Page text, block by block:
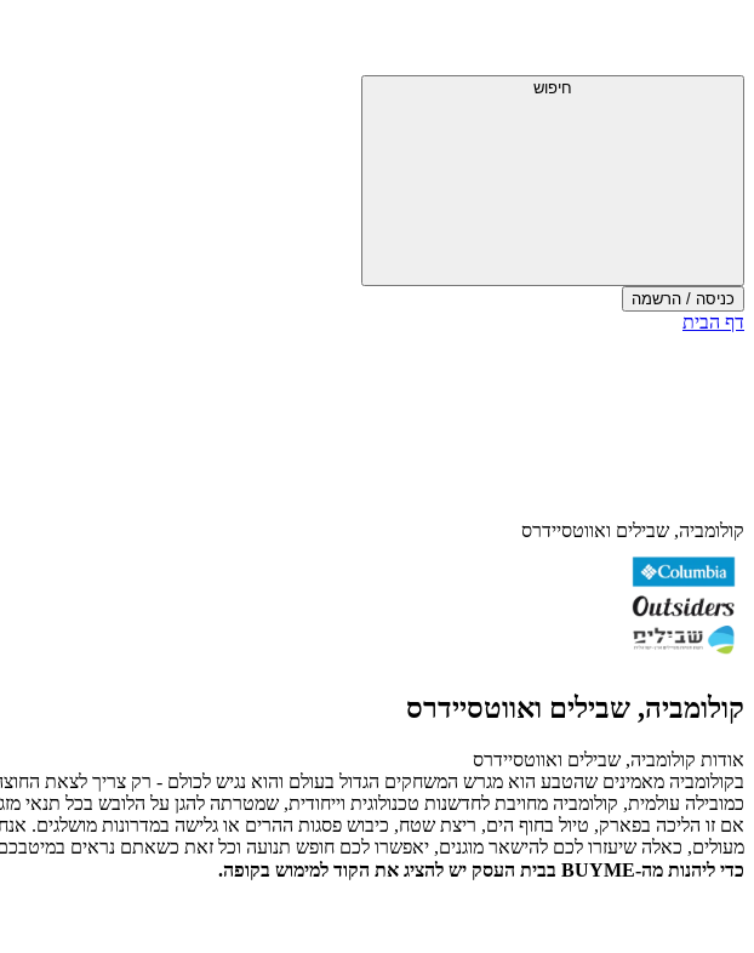
עליון
חיפוש
כניסה / הרשמה
סוף
דף הבית
קולומביה, שבילים ואווטסיידרס
קולומביה, שבילים ואווטסיידרס
אודות קולומביה, שבילים ואווטסיידרס
כמובילה עולמית, קולומביה מחויבת לחדשנות טכנולוגית וייחודית, שמטרתה להגן על הלובש בכל תנאי
אם זו הליכה בפארק, טיול בחוף הים, ריצת שטח, כיבוש פסגות ההרים או גלישה במדרונות מושלגים.
מעולים, כאלה שיעזרו לכם להישאר מוגנים, יאפשרו לכם חופש תנועה וכל זאת כשאתם נראים
כדי ליהנות מה-BUYME בבית העסק יש להציג את הקוד למימוש בקופה.